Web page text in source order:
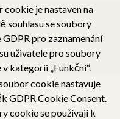
cookie je nastaven na
souhlasu se soubory
pro zaznamenání
uživatele pro soubory
kategorii „Funkční“.
cookie nastavuje
GDPR Cookie Consent.
cookie se používají k